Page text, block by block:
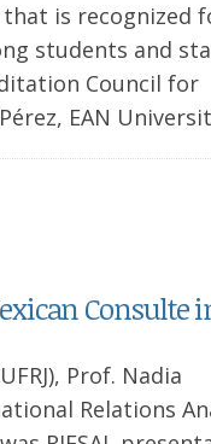
that is recognized
students and
Council for
EAN
Consulte
Prof. Nadia
Relations